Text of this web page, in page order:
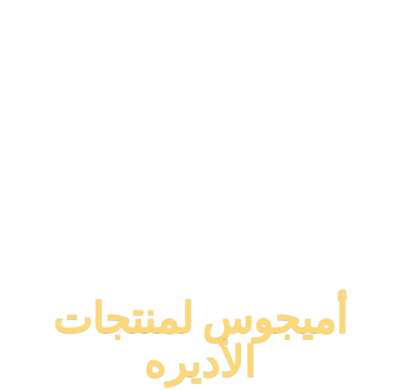
أميجوس لمنتجات
الأديره